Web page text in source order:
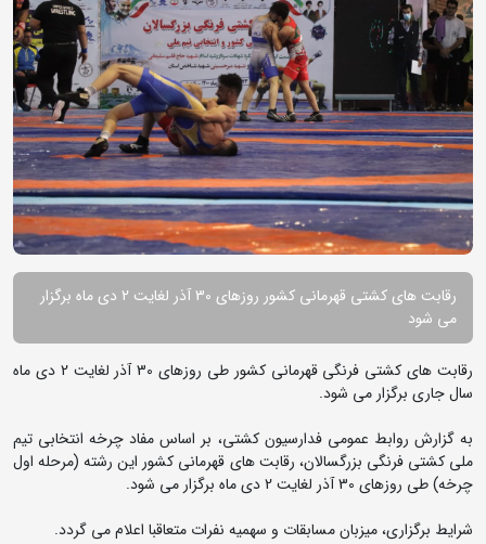
رقابت های کشتی قهرمانی کشور روزهای 30 آذر لغایت 2 دی ماه برگزار
می شود
رقابت های کشتی فرنگی قهرمانی کشور طی روزهای 30 آذر لغایت 2 دی ماه
سال جاری برگزار می شود.
به گزارش روابط عمومی فدارسیون کشتی، بر اساس مفاد چرخه انتخابی تیم
ملی کشتی فرنگی بزرگسالان، رقابت های قهرمانی کشور این رشته (مرحله اول
چرخه) طی روزهای 30 آذر لغایت 2 دی ماه برگزار می شود.
شرایط برگزاری، میزبان مسابقات و سهمیه نفرات متعاقبا اعلام می گردد.